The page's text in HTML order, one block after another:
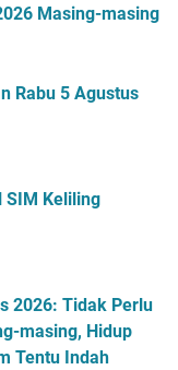
Masing-masing
Rabu 5 Agustus
SIM Keliling
2026: Tidak Perlu
masing, Hidup
Tentu Indah